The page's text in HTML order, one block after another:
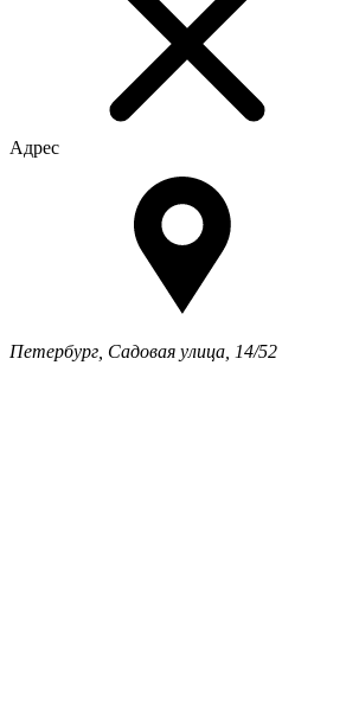
Адрес
Петербург, Садовая улица, 14/52